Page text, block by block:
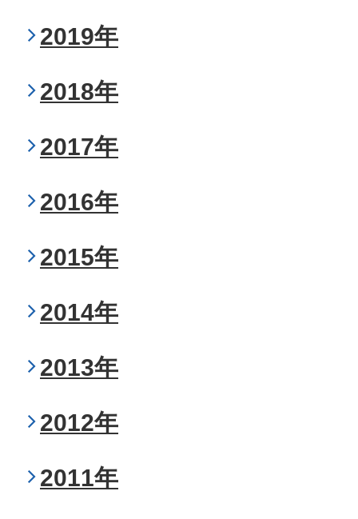
2019年
2018年
2017年
2016年
2015年
2014年
2013年
2012年
2011年